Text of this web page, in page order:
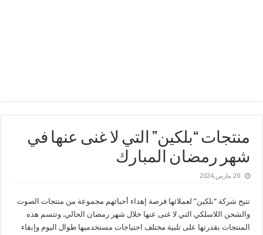
منتجات “بلكين” التي لا غنى عنها في
شهر رمضان المبارك
20 مارس,2024
تتيح شركة “بلكين” لعملائها فرصة إهداء أحبائهم مجموعة من منتجات الصوت
والشحن اللاسلكي التي لا غنى عنها خلال شهر رمضان الحالي. وتتسم هذه
المنتجات بقدرتها على تلبية مختلف احتياجات مستخدميها طوال اليوم وإبقاء